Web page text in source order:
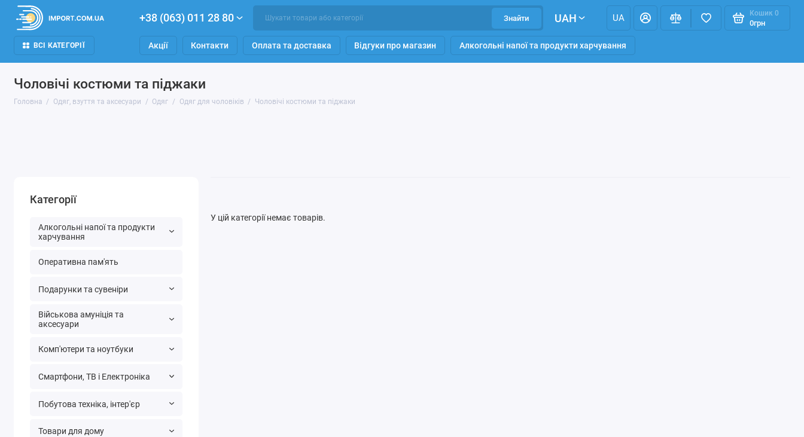
+38 (063) 011 28 80 Знайти UAH UA Кошик 0
0грн
ВСІ КАТЕГОРІЇ Акції Контакти Оплата та доставка Відгуки про магазин Алкогольні напої та продукти харчування
Чоловічі костюми та піджаки
Головна Одяг, взуття та аксесуари Одяг Одяг для чоловіків Чоловічі костюми та піджаки
Категорії
Алкогольні напої та продукти
харчування
Оперативна пам'ять
Подарунки та сувеніри
Військова амуніція та
аксесуари
Комп'ютери та ноутбуки
Смартфони, ТВ і Електроніка
Побутова техніка, інтер'єр
Товари для дому
У цій категорії немає товарів.